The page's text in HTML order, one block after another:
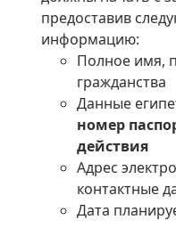
предоставив
информацию:
Полное имя,
гражданства
Данные
номер
действия
Адрес
контактные
Дата